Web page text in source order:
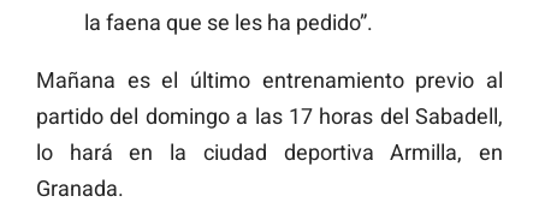
la faena que se les ha pedido”.
Mañana es el último entrenamiento previo al
partido del domingo a las 17 horas del Sabadell,
lo hará en la ciudad deportiva Armilla, en
Granada.